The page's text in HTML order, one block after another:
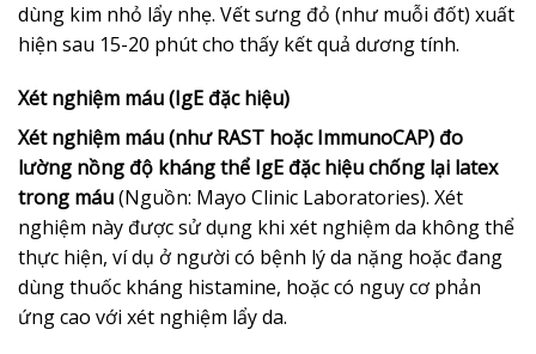
dùng kim nhỏ lẩy nhẹ. Vết sưng đỏ (như muỗi đốt) xuất
hiện sau 15-20 phút cho thấy kết quả dương tính.
Xét nghiệm máu (IgE đặc hiệu)
Xét nghiệm máu (như RAST hoặc ImmunoCAP) đo
lường nồng độ kháng thể IgE đặc hiệu chống lại latex
trong máu(Nguồn: Mayo Clinic Laboratories). Xét
nghiệm này được sử dụng khi xét nghiệm da không thể
thực hiện, ví dụ ở người có bệnh lý da nặng hoặc đang
dùng thuốc kháng histamine, hoặc có nguy cơ phản
ứng cao với xét nghiệm lẩy da.